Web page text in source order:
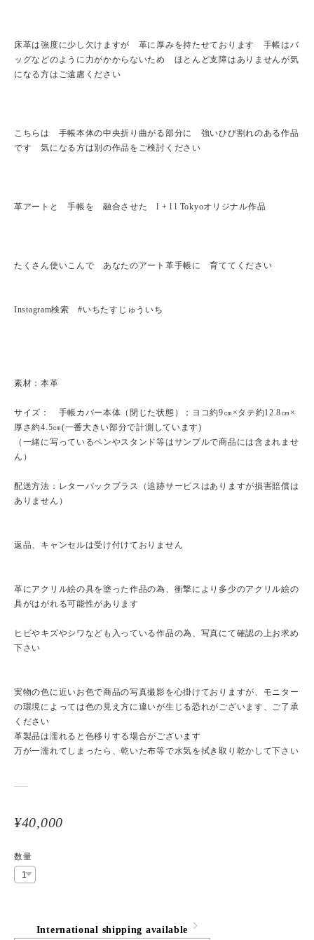
床革は強度に少し欠けますが 革に厚みを持たせております 手帳はバ
ッグなどのように力がかからないため ほとんど支障はありませんが気
になる方はご遠慮ください
こちらは 手帳本体の中央折り曲がる部分に 強いひび割れのある作品
です 気になる方は別の作品をご検討ください
革アートと 手帳を 融合させた l + l l Tokyoオリジナル作品
たくさん使いこんで あなたのアート革手帳に 育ててください
Instagram検索 #いちたすじゅういち
素材：本革
サイズ： 手帳カバー本体（閉じた状態）；ヨコ約9㎝×タテ約12.8㎝×
厚さ約4.5㎝(一番大きい部分で計測しています)
（一緒に写っているペンやスタンド等はサンプルで商品には含まれませ
ん）
配送方法：レターパックプラス（追跡サービスはありますが損害賠償は
ありません）
返品、キャンセルは受け付けておりません
革にアクリル絵の具を塗った作品の為、衝撃により多少のアクリル絵の
具がはがれる可能性があります
ヒビやキズやシワなども入っている作品の為、写真にて確認の上お求め
下さい
実物の色に近いお色で商品の写真撮影を心掛けておりますが、モニター
の環境によっては色の見え方に違いが生じる恐れがございます、ご了承
ください
革製品は濡れると色移りする場合がございます
万が一濡れてしまったら、乾いた布等で水気を拭き取り乾かして下さい
¥40,000
数量
International shipping available